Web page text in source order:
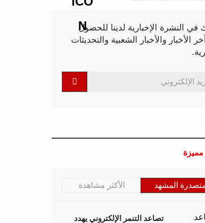
في النشرة الإخبارية لدينا للحصول
الأخبار والأخبار الشعبية والتحديثات
مميزة
المشهد الأكثر مشاهدة
تصاعد التنمر الإلكتروني يهدد